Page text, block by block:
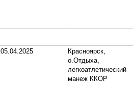
05.04.2025
Красноярск,
о.Отдыха,
легкоатлетический
манеж ККОР